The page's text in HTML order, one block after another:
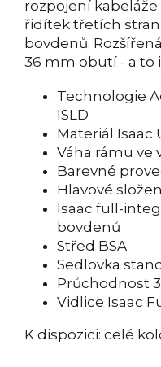
rozpojení
řidítek třetích
bovdenů.
36 mm obutí - a to
Technologie
ISLD
Materiál Isaac
Váha rámu ve
Barevné
Hlavové
Isaac full-
bovdenů
Střed BSA
Sedlovka
Průchodnost
Vidlice Isaac
K dispozici: celé